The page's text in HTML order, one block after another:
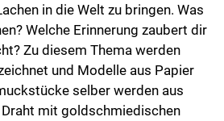
in die Welt zu bringen. Was
Welche Erinnerung zaubert dir
Zu diesem Thema werden
und Modelle aus Papier
selber werden aus
mit goldschmiedischen